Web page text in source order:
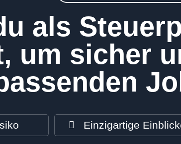
als
um sicher
Einzigartige